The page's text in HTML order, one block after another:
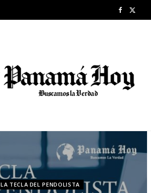
F
b
k e
LA TECLA DEL PENDOLISTA